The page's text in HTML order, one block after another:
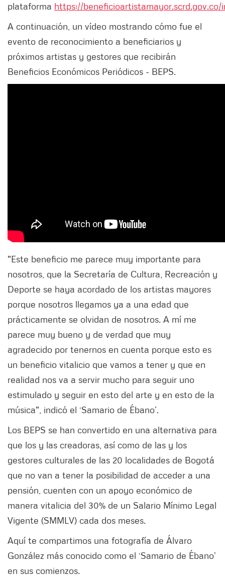
plataforma https://beneficioartistamayor.scrd.gov.co/
A continuación, un vídeo mostrando cómo fue el
evento de reconocimiento a beneficiarios y
próximos artistas y gestores que recibirán
Beneficios Económicos Periódicos - BEPS.
"Este beneficio me parece muy importante para
nosotros, que la Secretaría de Cultura, Recreación y
Deporte se haya acordado de los artistas mayores
porque nosotros llegamos ya a una edad que
prácticamente se olvidan de nosotros. A mí me
parece muy bueno y de verdad que muy
agradecido por tenernos en cuenta porque esto es
un beneficio vitalicio que vamos a tener y que en
realidad nos va a servir mucho para seguir uno
estimulado y seguir en esto del arte y en esto de la
música", indicó el ‘Samario de Ébano’.
Los BEPS se han convertido en una alternativa para
que los y las creadoras, así como de las y los
gestores culturales de las 20 localidades de Bogotá
que no van a tener la posibilidad de acceder a una
pensión, cuenten con un apoyo económico de
manera vitalicia del 30% de un Salario Mínimo Legal
Vigente (SMMLV) cada dos meses.
Aquí te compartimos una fotografía de Álvaro
González más conocido como el ‘Samario de Ébano’
en sus comienzos.